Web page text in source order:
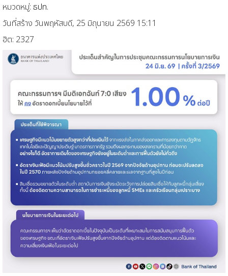
หมวดหมู่: ธปท.
วันที่สร้าง วันพฤหัสบดี, 25 มิถุนายน 2569 15:11
ฮิต: 2327